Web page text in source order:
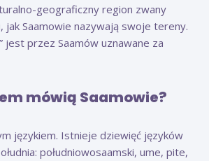
geograficzny region zwany
jak Saamowie nazywają swoje tereny.
jest przez Saamów uznawane za
mówią Saamowie?
językiem. Istnieje dziewięć języków
południowosaamski, ume, pite,